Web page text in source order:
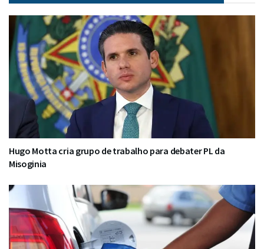
Hugo Motta cria grupo de trabalho para debater PL da
Misoginia